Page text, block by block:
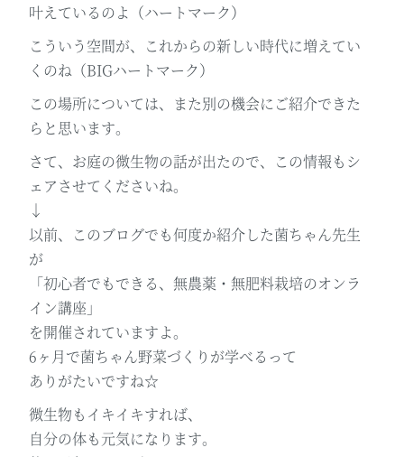
叶えているのよ（ハートマーク）
こういう空間が、これからの新しい時代に増えてい
くのね（BIGハートマーク）
この場所については、また別の機会にご紹介できた
らと思います。
さて、お庭の微生物の話が出たので、この情報もシ
ェアさせてくださいね。
↓
以前、このブログでも何度か紹介した菌ちゃん先生
が
「初心者でもできる、無農薬・無肥料栽培のオンラ
イン講座」
を開催されていますよ。
6ヶ月で菌ちゃん野菜づくりが学べるって
ありがたいですね☆
微生物もイキイキすれば、
自分の体も元気になります。